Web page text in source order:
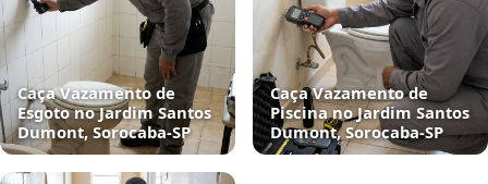
Caça Vazamento de
Esgoto no Jardim Santos
Dumont, Sorocaba‑SP
Caça Vazamento de
Piscina no Jardim Santos
Dumont, Sorocaba‑SP